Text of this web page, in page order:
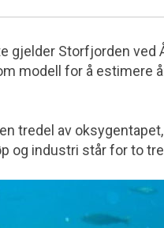
gjelder Storfjorden
modell for å estimere
tredel av
og industri står for to